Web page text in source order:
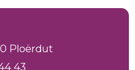
Ploërdut
43